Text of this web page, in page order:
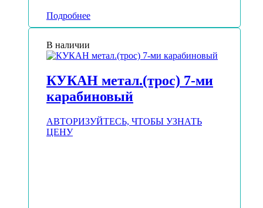
Подробнее
В наличии
КУКАН метал.(трос) 7-ми
карабиновый
АВТОРИЗУЙТЕСЬ, ЧТОБЫ УЗНАТЬ
ЦЕНУ